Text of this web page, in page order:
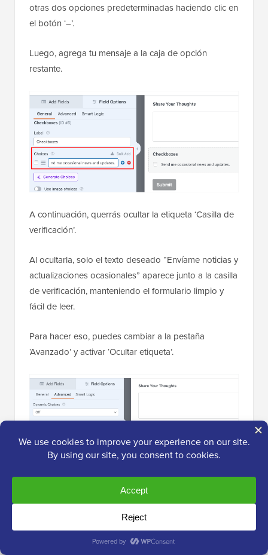
otras dos opciones predeterminadas haciendo clic en
el botón ‘–’.
Luego, agrega tu mensaje a la caja de opción
restante.
A continuación, querrás ocultar la etiqueta ‘Casilla de
verificación’.
Al ocultarla, solo el texto deseado “Envíame noticias y
actualizaciones ocasionales” aparece junto a la casilla
de verificación, manteniendo el formulario limpio y
fácil de leer.
Para hacer eso, puedes cambiar a la pestaña
‘Avanzado’ y activar ‘Ocultar etiqueta’.
Para usuarios de pago, WPForms ofrece otras
potentes opciones avanzadas que pueden hacer tus
formularios aún más efectivos:
Lógica Condicional— Muestra u oculta